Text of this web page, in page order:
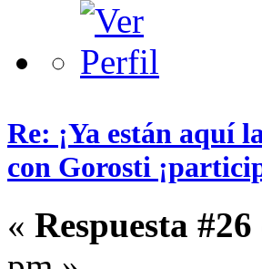
Re: ¡Ya están aquí
con Gorosti
« Respuesta #26